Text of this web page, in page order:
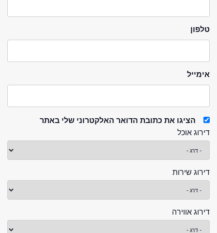
טלפון
אימייל
הציגו את כתובת הדואר האלקטרוני שלי באתר
דירוג אוכל
דירוג שירות
דירוג אווירה